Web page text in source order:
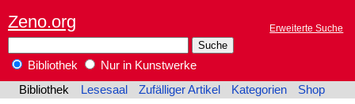
Zeno.org Erweiterte Suche
Bibliothek
Nur in Kunstwerke
Bibliothek
Lesesaal Zufälliger Artikel Kategorien Shop